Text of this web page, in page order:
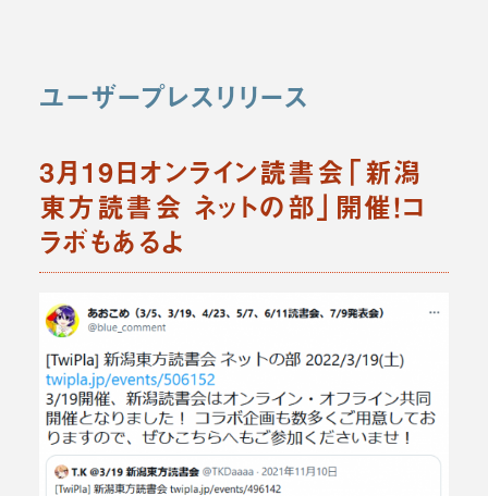
ユーザープレスリリース
3月19日オンライン読書会「新潟
東方読書会 ネットの部」開催！コ
ラボもあるよ